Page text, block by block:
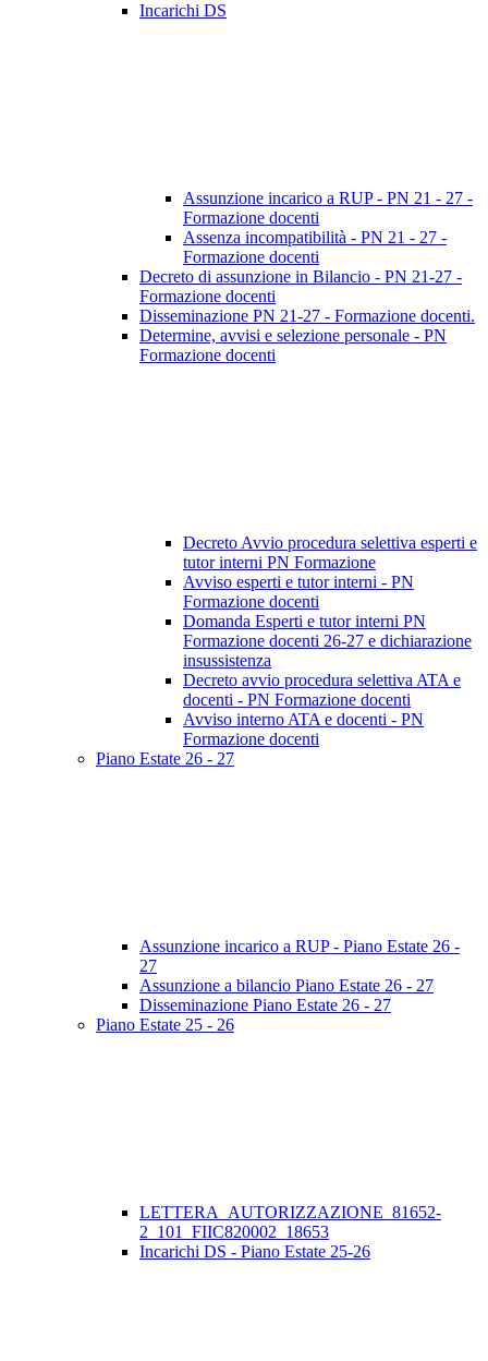
Incarichi DS
Assunzione incarico a RUP - PN 21 - 27 -
Formazione docenti
Assenza incompatibilità - PN 21 - 27 -
Formazione docenti
Decreto di assunzione in Bilancio - PN 21-27 -
Formazione docenti
Disseminazione PN 21-27 - Formazione docenti.
Determine, avvisi e selezione personale - PN
Formazione docenti
Decreto Avvio procedura selettiva esperti e
tutor interni PN Formazione
Avviso esperti e tutor interni - PN
Formazione docenti
Domanda Esperti e tutor interni PN
Formazione docenti 26-27 e dichiarazione
insussistenza
Decreto avvio procedura selettiva ATA e
docenti - PN Formazione docenti
Avviso interno ATA e docenti - PN
Formazione docenti
Piano Estate 26 - 27
Assunzione incarico a RUP - Piano Estate 26 -
27
Assunzione a bilancio Piano Estate 26 - 27
Disseminazione Piano Estate 26 - 27
Piano Estate 25 - 26
LETTERA_AUTORIZZAZIONE_81652-
2_101_FIIC820002_18653
Incarichi DS - Piano Estate 25-26